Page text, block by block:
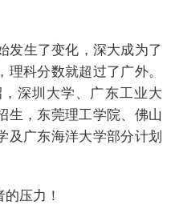
发生了变化，深大成为了
科分数就超过了广外。
深圳大学、广东工业大
生，东莞理工学院、佛山
及广东海洋大学部分计划
压力！